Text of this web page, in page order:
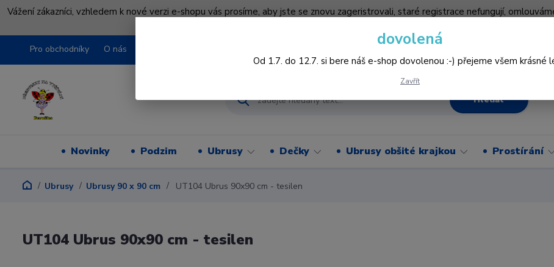
Vážení zákazníci, vzhledem k nové verzi e-shopu vás prosíme, aby jste se znovu zageristrovali, staré registrace nefungují,
Pro obchodníky O nás
Hledat
Novinky Podzim Ubrusy Dečky Ubrusy obšité krajkou Prostírání
Ubrusy Ubrusy 90 x 90 cm UT104 Ubrus 90x90 cm - tesilen
UT104 Ubrus 90x90 cm - tesilen
dovolená
Od 1.7. do 12.7. si bere náš e-shop dovolenou :-) přejeme všem krásné
Zavřít